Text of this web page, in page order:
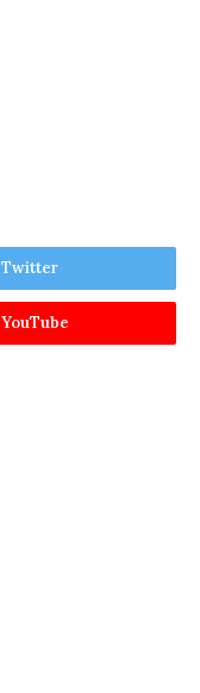
Twitter
YouTube